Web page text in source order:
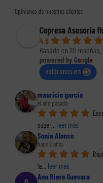
Opiniones de nuestros clientes
Cepresa Asesoría
4.8
Basado en 20 reseñas.
powered by Google
valóranos en
mauricio garcia
el año pasado
súper... leer más
Sonia Alonso
hace 2 años
la... leer más
Ana Riera Guevara